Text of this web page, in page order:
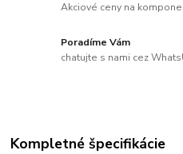
Akciové ceny na
Poradíme Vám
chatujte s nami cez
Kompletné špecifikácie